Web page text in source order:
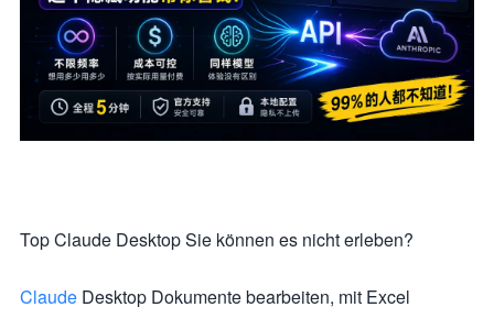
Top Claude Desktop Sie können es nicht erleben?
Claude Desktop Dokumente bearbeiten, mit Excel